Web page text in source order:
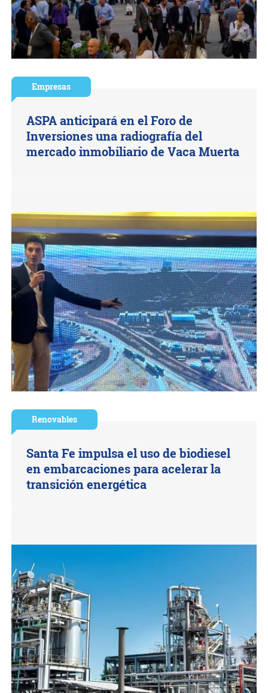
Empresas
ASPA anticipará en el Foro de
Inversiones una radiografía del
mercado inmobiliario de Vaca Muerta
Renovables
Santa Fe impulsa el uso de biodiesel
en embarcaciones para acelerar la
transición energética